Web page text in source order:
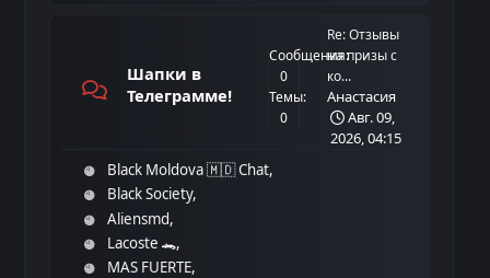
Шапки в
Телеграмме!
Сообщения:
0
Темы:
0
Re: Отзывы
на призы с
ко...
Анастасия
Авг. 09,
2026, 04:15
Black Moldova 🇲🇩 Chat
Black Society
Aliensmd
Lacoste 🐊
MAS FUERTE